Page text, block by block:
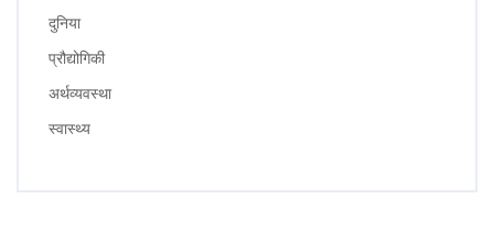
दुनिया
प्रौद्योगिकी
अर्थव्यवस्था
स्वास्थ्य